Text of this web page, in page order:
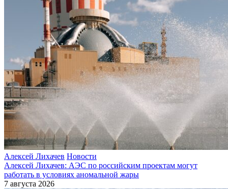
Алексей Лихачев Новости
Алексей Лихачев: АЭС по российским проектам могут
работать в условиях аномальной жары
7 августа 2026